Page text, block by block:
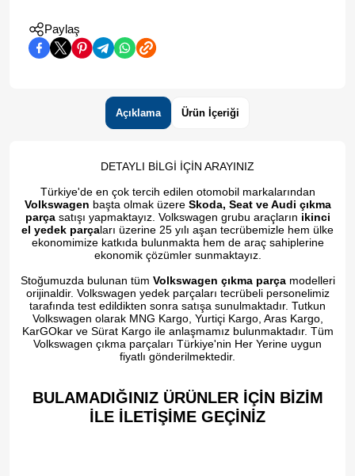
Paylaş
Açıklama Ürün İçeriği
DETAYLI BİLGİ İÇİN ARAYINIZ
Türkiye'de en çok tercih edilen otomobil markalarından
Volkswagen başta olmak üzere Skoda, Seat ve Audi çıkma
parçasatışı yapmaktayız. Volkswagen grubu araçların ikinci
el yedek parçaları üzerine 25 yılı aşan tecrübemizle hem ülke
ekonomimize katkıda bulunmakta hem de araç sahiplerine
ekonomik çözümler sunmaktayız.
Stoğumuzda bulunan tüm Volkswagen çıkma parçamodelleri
orijinaldir. Volkswagen yedek parçaları tecrübeli personelimiz
tarafında test edildikten sonra satışa sunulmaktadır. Tutkun
Volkswagen olarak MNG Kargo, Yurtiçi Kargo, Aras Kargo,
KarGOkar ve Sürat Kargo ile anlaşmamız bulunmaktadır. Tüm
Volkswagen çıkma parçaları Türkiye'nin Her Yerine uygun
fiyatlı gönderilmektedir.
BULAMADIĞINIZ ÜRÜNLER İÇİN BİZİM
İLE İLETİŞİME GEÇİNİZ​